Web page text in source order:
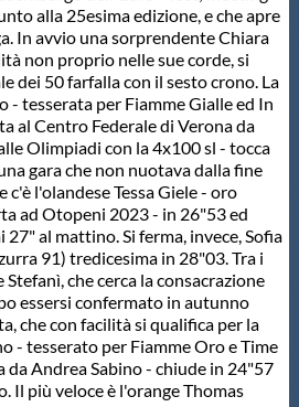
alla 25esima edizione, e che apre
In avvio una sorprendente Chiara
non proprio nelle sue corde, si
dei 50 farfalla con il sesto crono. La
- tesserata per Fiamme Gialle ed In
al Centro Federale di Verona da
Olimpiadi con la 4x100 sl - tocca
gara che non nuotava dalla fine
l'olandese Tessa Giele - oro
ad Otopeni 2023 - in 26"53 ed
27" al mattino. Si ferma, invece, Sofia
91) tredicesima in 28"03. Tra i
che cerca la consacrazione
essersi confermato in autunno
che con facilità si qualifica per la
- tesserato per Fiamme Oro e Time
da Andrea Sabino - chiude in 24"57
Il più veloce è l'orange Thomas